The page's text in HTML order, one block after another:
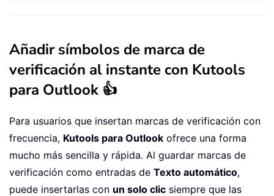
Añadir símbolos de marca de
verificación al instante con Kutools
para Outlook 👍
Para usuarios que insertan marcas de verificación con
frecuencia, Kutools para Outlook ofrece una forma
mucho más sencilla y rápida. Al guardar marcas de
verificación como entradas de Texto automático,
puede insertarlas con un solo clic siempre que las